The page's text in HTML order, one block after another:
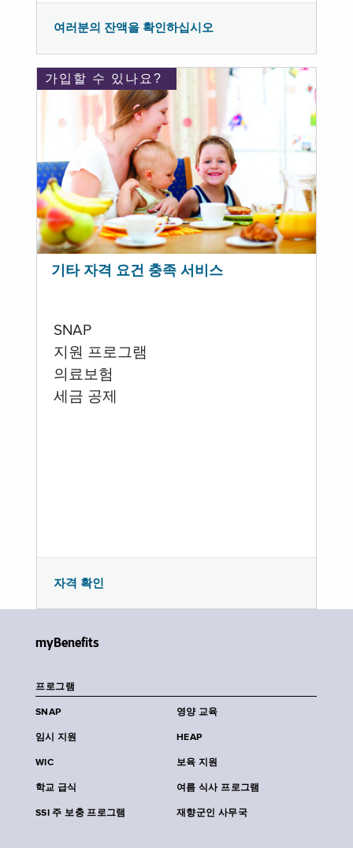
여러분의 잔액을 확인하십시오
가입할 수 있나요?
기타 자격 요건 충족 서비스
SNAP
지원 프로그램
의료보험
세금 공제
자격 확인
myBenefits
프로그램
SNAP 영양 교육
임시 지원 HEAP
WIC 보육 지원
학교 급식 여름 식사 프로그램
SSI 주 보충 프로그램 재향군인 사무국